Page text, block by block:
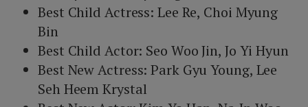
Best Child Actress: Lee Re, Choi Myung
Bin
Best Child Actor: Seo Woo Jin, Jo Yi Hyun
Best New Actress: Park Gyu Young, Lee
Seh Heem Krystal